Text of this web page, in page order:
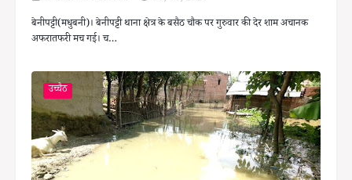
बेनीपट्टी(मधुबनी)। बेनीपट्टी थाना क्षेत्र के बसैठ चौक पर गुरुवार की देर शाम अचानक
अफरातफरी मच गई। च…
उच्चैठ